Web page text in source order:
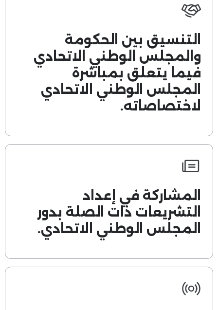
التنسيق بين الحكومة
والمجلس الوطني الاتحادي
فيما يتعلق بمباشرة
المجلس الوطني الاتحادي
لاختصاصاته.
المشاركة في إعداد
التشريعات ذات الصلة بدور
المجلس الوطني الاتحادي.